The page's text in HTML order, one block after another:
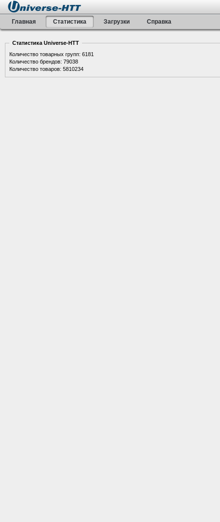
Главная Статистика Загрузки Справка
Статистика Universe-HTT
Количество товарных групп: 6181
Количество брендов: 79038
Количество товаров: 5810234